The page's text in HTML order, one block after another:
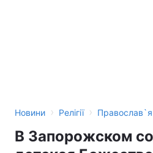
Новини › Релігії › Православ`я
В Запорожском